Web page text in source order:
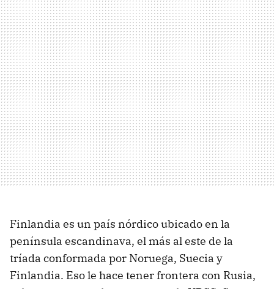
Finlandia es un país nórdico ubicado en la
península escandinava, el más al este de la
tríada conformada por Noruega, Suecia y
Finlandia. Eso le hace tener frontera con Rusia,